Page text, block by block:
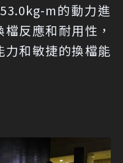
m的動力進
反應和耐用性，
和敏捷的換檔能